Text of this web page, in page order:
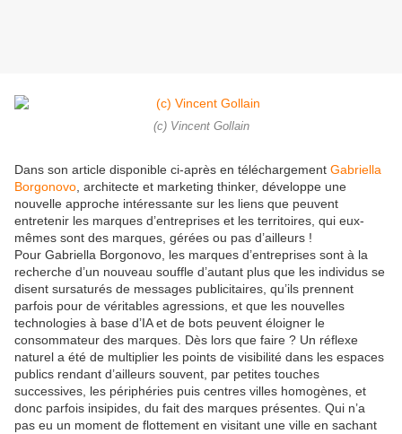
(c) Vincent Gollain
Dans son article disponible ci-après en téléchargement Gabriella
Borgonovo , architecte et marketing thinker, développe une
nouvelle approche intéressante sur les liens que peuvent
entretenir les marques d’entreprises et les territoires, qui eux-
mêmes sont des marques, gérées ou pas d’ailleurs !
Pour Gabriella Borgonovo, les marques d’entreprises sont à la
recherche d’un nouveau souffle d’autant plus que les individus se
disent sursaturés de messages publicitaires, qu’ils prennent
parfois pour de véritables agressions, et que les nouvelles
technologies à base d’IA et de bots peuvent éloigner le
consommateur des marques. Dès lors que faire ? Un réflexe
naturel a été de multiplier les points de visibilité dans les espaces
publics rendant d’ailleurs souvent, par petites touches
successives, les périphéries puis centres villes homogènes, et
donc parfois insipides, du fait des marques présentes. Qui n’a
pas eu un moment de flottement en visitant une ville en sachant